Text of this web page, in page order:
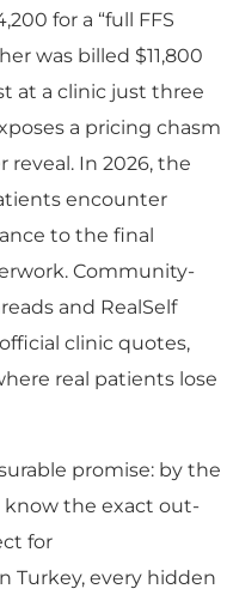
for a “full FFS
was billed $11,800
at a clinic just three
a pricing chasm
In 2026, the
encounter
to the final
Community-
and RealSelf
clinic quotes,
real patients lose
promise: by the
know the exact out-
for
Turkey, every hidden